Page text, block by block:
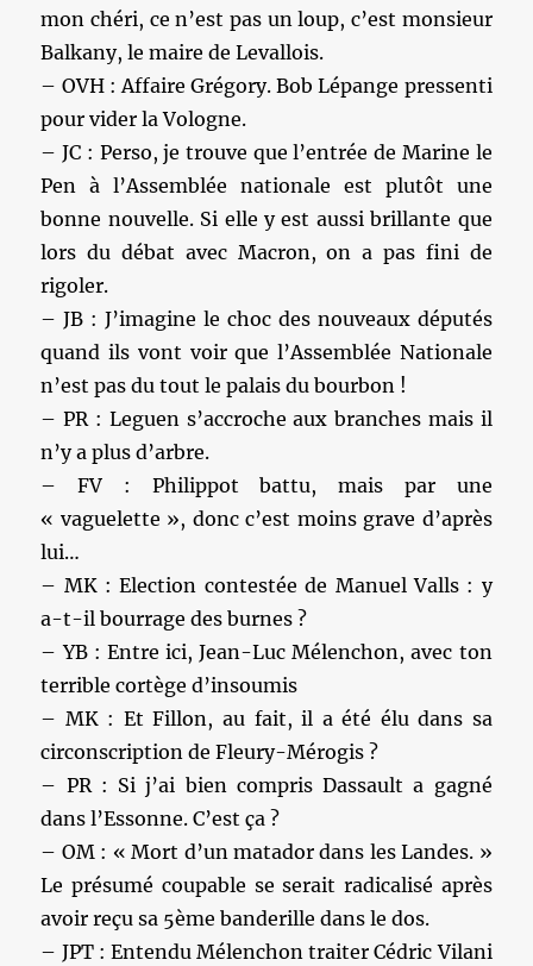
mon chéri, ce n’est pas un loup, c’est monsieur
Balkany, le maire de Levallois.
– OVH : Affaire Grégory. Bob Lépange pressenti
pour vider la Vologne.
– JC : Perso, je trouve que l’entrée de Marine le
Pen à l’Assemblée nationale est plutôt une
bonne nouvelle. Si elle y est aussi brillante que
lors du débat avec Macron, on a pas fini de
rigoler.
– JB : J’imagine le choc des nouveaux députés
quand ils vont voir que l’Assemblée Nationale
n’est pas du tout le palais du bourbon !
– PR : Leguen s’accroche aux branches mais il
n’y a plus d’arbre.
– FV : Philippot battu, mais par une
« vaguelette », donc c’est moins grave d’après
lui…
– MK : Election contestée de Manuel Valls : y
a-t-il bourrage des burnes ?
– YB : Entre ici, Jean-Luc Mélenchon, avec ton
terrible cortège d’insoumis
– MK : Et Fillon, au fait, il a été élu dans sa
circonscription de Fleury-Mérogis ?
– PR : Si j’ai bien compris Dassault a gagné
dans l’Essonne. C’est ça ?
– OM : « Mort d’un matador dans les Landes. »
Le présumé coupable se serait radicalisé après
avoir reçu sa 5ème banderille dans le dos.
– JPT : Entendu Mélenchon traiter Cédric Vilani